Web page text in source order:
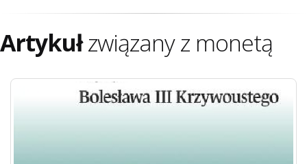
Artykułzwiązany z monetą